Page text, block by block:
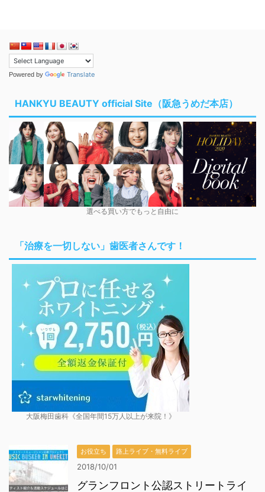
Powered by Translate
HANKYU BEAUTY official Site（阪急うめだ本店）
選べる買い方でもっと自由に
「治療を一切しない」歯医者さんです！
大阪梅田歯科《全国年間15万人以上が来院！》
お役立ち 路上ライブ・無料ライブ
2018/10/01
グランフロント公認ストリートライ